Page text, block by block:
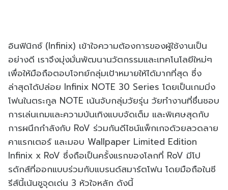
อินฟินิกซ์ (Infinix) เข้าใจความต้องการของผู้ใช้งานเป็น
อย่างดี เราจึงมุ่งมั่นพัฒนานวัตกรรมและเทคโนโลยีใหม่ๆ
เพื่อให้มือถือตอบโจทย์กลุ่มเป้าหมายให้ได้มากที่สุด ซึ่ง
ล่าสุดได้ปล่อย Infinix NOTE 30 Series โดยเป็นเกมมิ่ง
โฟนในตระกูล NOTE เน้นจับกลุ่มวัยรุ่น วัยทำงานที่ชื่นชอบ
การเล่นเกมและความบันเทิงแบบจัดเต็ม และพิเศษสุดกับ
การผนึกกำลังกับ RoV ร่วมกันดีไซน์แพ็กเกจด้วยลวดลาย
คาแรกเตอร์ และมอบ Wallpaper Limited Edition
Infinix x RoV ซึ่งถือเป็นครั้งแรกของโลกที่ RoV มีโป
รดักส์ที่ออกแบบร่วมกับแบรนด์สมาร์ตโฟน โดยมือถือในซี
รีส์นี้เน้นชูจุดเด่น 3 หัวใจหลัก ดังนี้